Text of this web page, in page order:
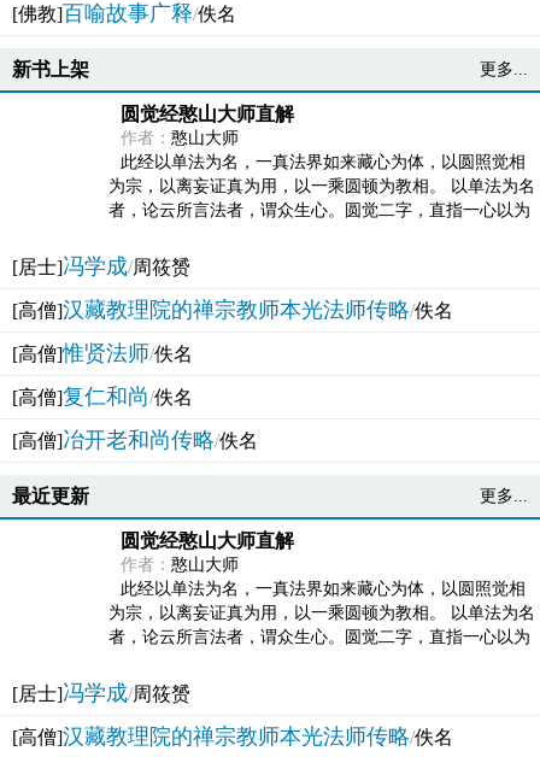
[佛教]百喻故事广释/佚名
新书上架 更多...
圆觉经憨山大师直解
作者： 憨山大师
此经以单法为名，一真法界如来藏心为体，以圆照觉相
为宗，以离妄证真为用，以一乘圆顿为教相。 以单法为名
者，论云所言法者，谓众生心。圆觉二字，直指一心以为
[居士]冯学成/周筱赟
[高僧]汉藏教理院的禅宗教师本光法师传略/佚名
[高僧]惟贤法师/佚名
[高僧]复仁和尚/佚名
[高僧]冶开老和尚传略/佚名
最近更新 更多...
圆觉经憨山大师直解
作者： 憨山大师
此经以单法为名，一真法界如来藏心为体，以圆照觉相
为宗，以离妄证真为用，以一乘圆顿为教相。 以单法为名
者，论云所言法者，谓众生心。圆觉二字，直指一心以为
[居士]冯学成/周筱赟
[高僧]汉藏教理院的禅宗教师本光法师传略/佚名